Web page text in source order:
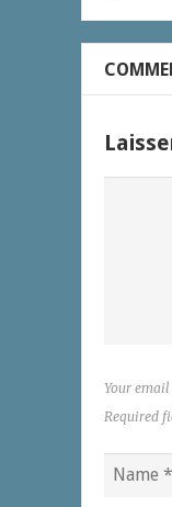
Your
Required